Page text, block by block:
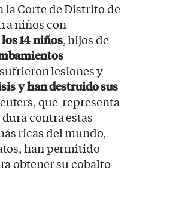
la Corte de Distrito de
niños con
los 14 niños, hijos de
lesiones y
y han destruido sus
que representa
contra estas
ricas del mundo,
han permitido
obtener su cobalto